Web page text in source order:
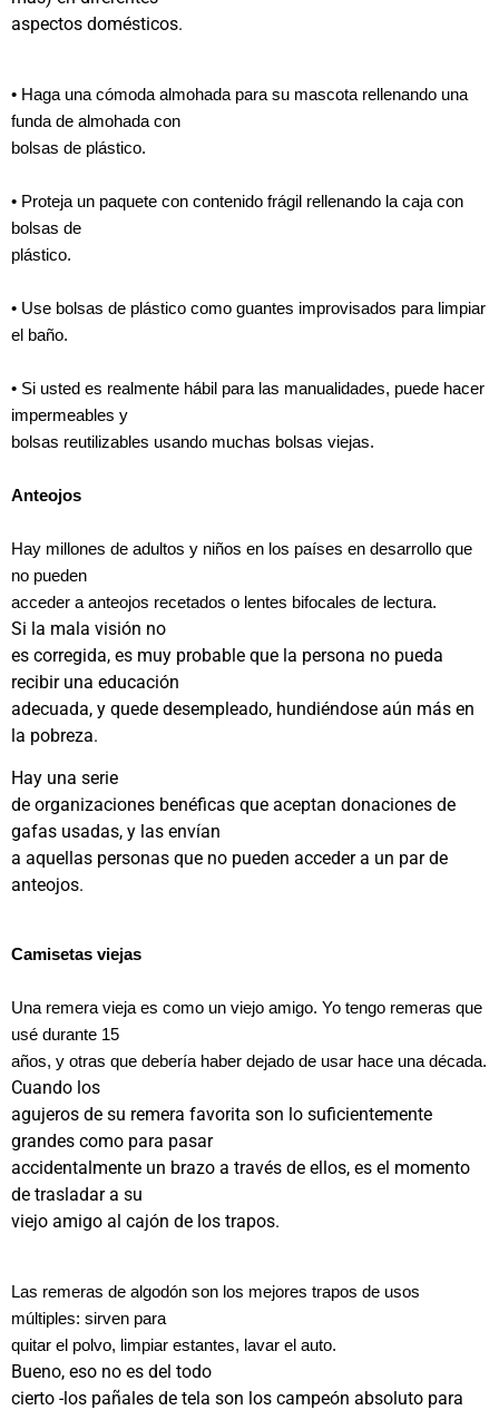
aspectos domésticos.
• Haga una cómoda almohada para su mascota rellenando una
funda de almohada con
bolsas de plástico.
• Proteja un paquete con contenido frágil rellenando la caja con
bolsas de
plástico.
• Use bolsas de plástico como guantes improvisados para limpiar
el baño.
• Si usted es realmente hábil para las manualidades, puede hacer
impermeables y
bolsas reutilizables usando muchas bolsas viejas.
Anteojos
Hay millones de adultos y niños en los países en desarrollo que
no pueden
acceder a anteojos recetados o lentes bifocales de lectura.
Si la mala visión no
es corregida, es muy probable que la persona no pueda
recibir una educación
adecuada, y quede desempleado, hundiéndose aún más en
la pobreza.
Hay una serie
de organizaciones benéficas que aceptan donaciones de
gafas usadas, y las envían
a aquellas personas que no pueden acceder a un par de
anteojos.
Camisetas viejas
Una remera vieja es como un viejo amigo. Yo tengo remeras que
usé durante 15
años, y otras que debería haber dejado de usar hace una década.
Cuando los
agujeros de su remera favorita son lo suficientemente
grandes como para pasar
accidentalmente un brazo a través de ellos, es el momento
de trasladar a su
viejo amigo al cajón de los trapos.
Las remeras de algodón son los mejores trapos de usos
múltiples: sirven para
quitar el polvo, limpiar estantes, lavar el auto.
Bueno, eso no es del todo
cierto -los pañales de tela son los campeón absoluto para